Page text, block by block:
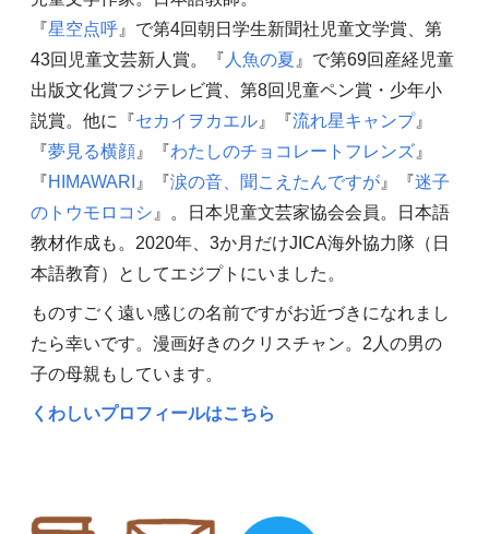
『星空点呼』で第4回朝日学生新聞社児童文学賞、第
43回児童文芸新人賞。『 人魚の夏 』で第69回産経児童
出版文化賞フジテレビ賞、第8回児童ペン賞・少年小
説賞。他に『セカイヲカエル』『流れ星キャンプ』
『夢見る横顔』『わたしのチョコレートフレンズ』
『HIMAWARI 』『涙の音、聞こえたんですが』『迷子
のトウモロコシ 』。日本児童文芸家協会会員。日本語
教材作成も。2020年、3か月だけJICA海外協力隊（日
本語教育）としてエジプトにいました。
ものすごく遠い感じの名前ですがお近づきになれまし
たら幸いです。漫画好きのクリスチャン。2人の男の
子の母親もしています。
くわしいプロフィールはこちら